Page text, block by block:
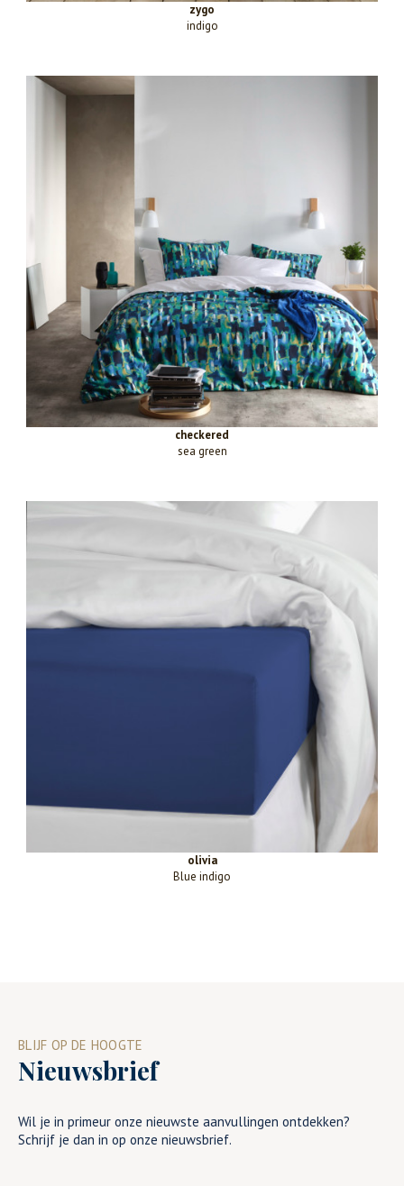
zygo
indigo
checkered
sea green
olivia
Blue indigo
BLIJF OP DE HOOGTE
Nieuwsbrief
Wil je in primeur onze nieuwste aanvullingen ontdekken?
Schrijf je dan in op onze nieuwsbrief.